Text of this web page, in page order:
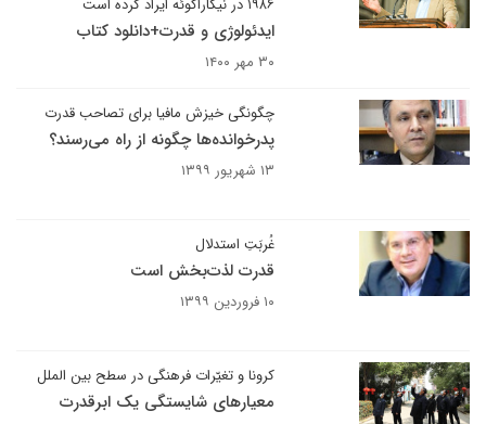
۱۹۸۶ در نیکاراگوئه ایراد کرده است
ایدئولوژی و قدرت+دانلود کتاب
۳۰ مهر ۱۴۰۰
چگونگی خیزش مافیا برای تصاحب قدرت
پدرخوانده‌ها چگونه از راه می‌رسند؟
۱۳ شهریور ۱۳۹۹
غُربَتِ استدلال
قدرت لذت‌بخش است
۱۰ فروردین ۱۳۹۹
کرونا و تغیّرات فرهنگی در سطح بین الملل
معیارهای شایستگی یک ابرقدرت